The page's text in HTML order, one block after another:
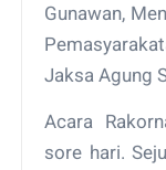
Gunawan,
Jaksa Agung
Acara
sore hari.